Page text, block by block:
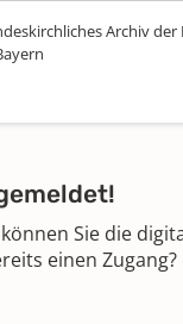
Archiv
Sie die
einen